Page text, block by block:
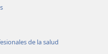
de la salud